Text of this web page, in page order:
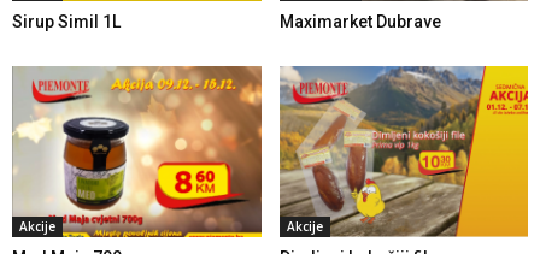
Sirup Simil 1L Maximarket Dubrave
Akcije Akcije